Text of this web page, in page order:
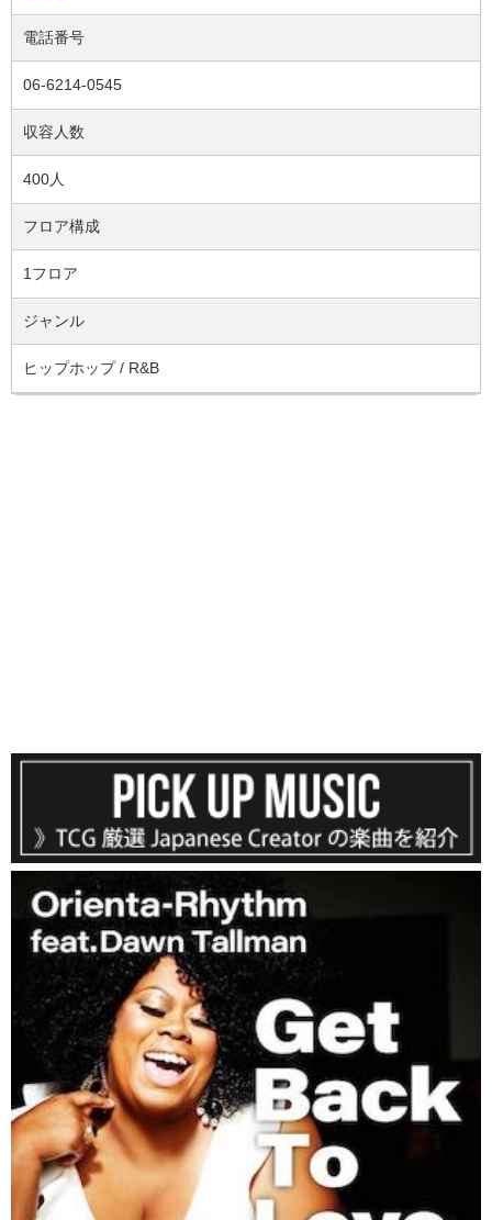
電話番号
06-6214-0545
収容人数
400人
フロア構成
1フロア
ジャンル
ヒップホップ / R&B